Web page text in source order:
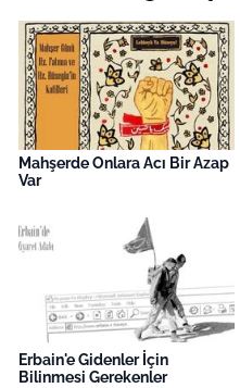
Mahşerde Onlara Acı Bir Azap
Var
Erbain'e Gidenler İçin
Bilinmesi Gerekenler